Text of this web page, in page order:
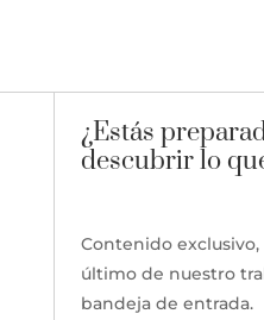
¿Estás
descubrir lo
Contenido exclusivo,
último de nuestro
bandeja de entrada.